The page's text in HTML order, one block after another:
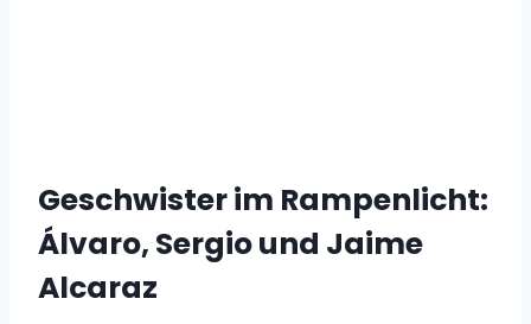
Geschwister im Rampenlicht:
Álvaro, Sergio und Jaime
Alcaraz